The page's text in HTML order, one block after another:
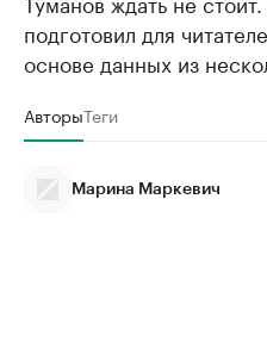
подготовил для
основе данных из
АвторыТеги
Марина Маркевич